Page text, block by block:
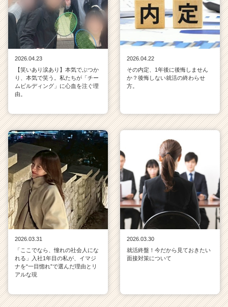
2026.04.23
【笑いあり涙あり】本気でぶつか
り、本気で笑う。私たちが「チー
ムビルディング」に心血を注ぐ理
由。
2026.04.22
その内定、1年後に後悔しません
か？後悔しない就活の終わらせ
方。
2026.03.31
「ここでなら、憧れの社会人にな
れる」入社1年目の私が、イマジ
ナを“一目惚れ”で選んだ理由とリ
アルな現
2026.03.30
就活終盤！今だから見ておきたい
面接対策について